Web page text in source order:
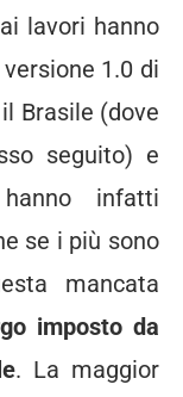
lavori hanno
1.0 di
Brasile (dove
seguito) e
infatti
se i più sono
mancata
imposto da
. La maggior